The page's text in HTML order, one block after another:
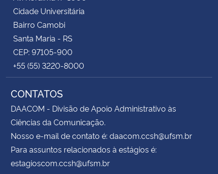
Cidade Universitária
Bairro Camobi
Santa Maria - RS
CEP: 97105-900
+55 (55) 3220-8000
CONTATOS
DAACOM - Divisão de Apoio Administrativo às
Ciências da Comunicação.
Nosso e-mail de contato é: daacom.ccsh@ufsm.br
Para assuntos relacionados à estágios é:
estagioscom.ccsh@ufsm.br